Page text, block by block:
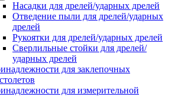
Насадки для дрелей/ударных дрелей
Отведение пыли для дрелей/ударных
дрелей
Рукоятки для дрелей/ударных дрелей
Сверлильные стойки для дрелей/
ударных дрелей
для заклепочных
для измерительной